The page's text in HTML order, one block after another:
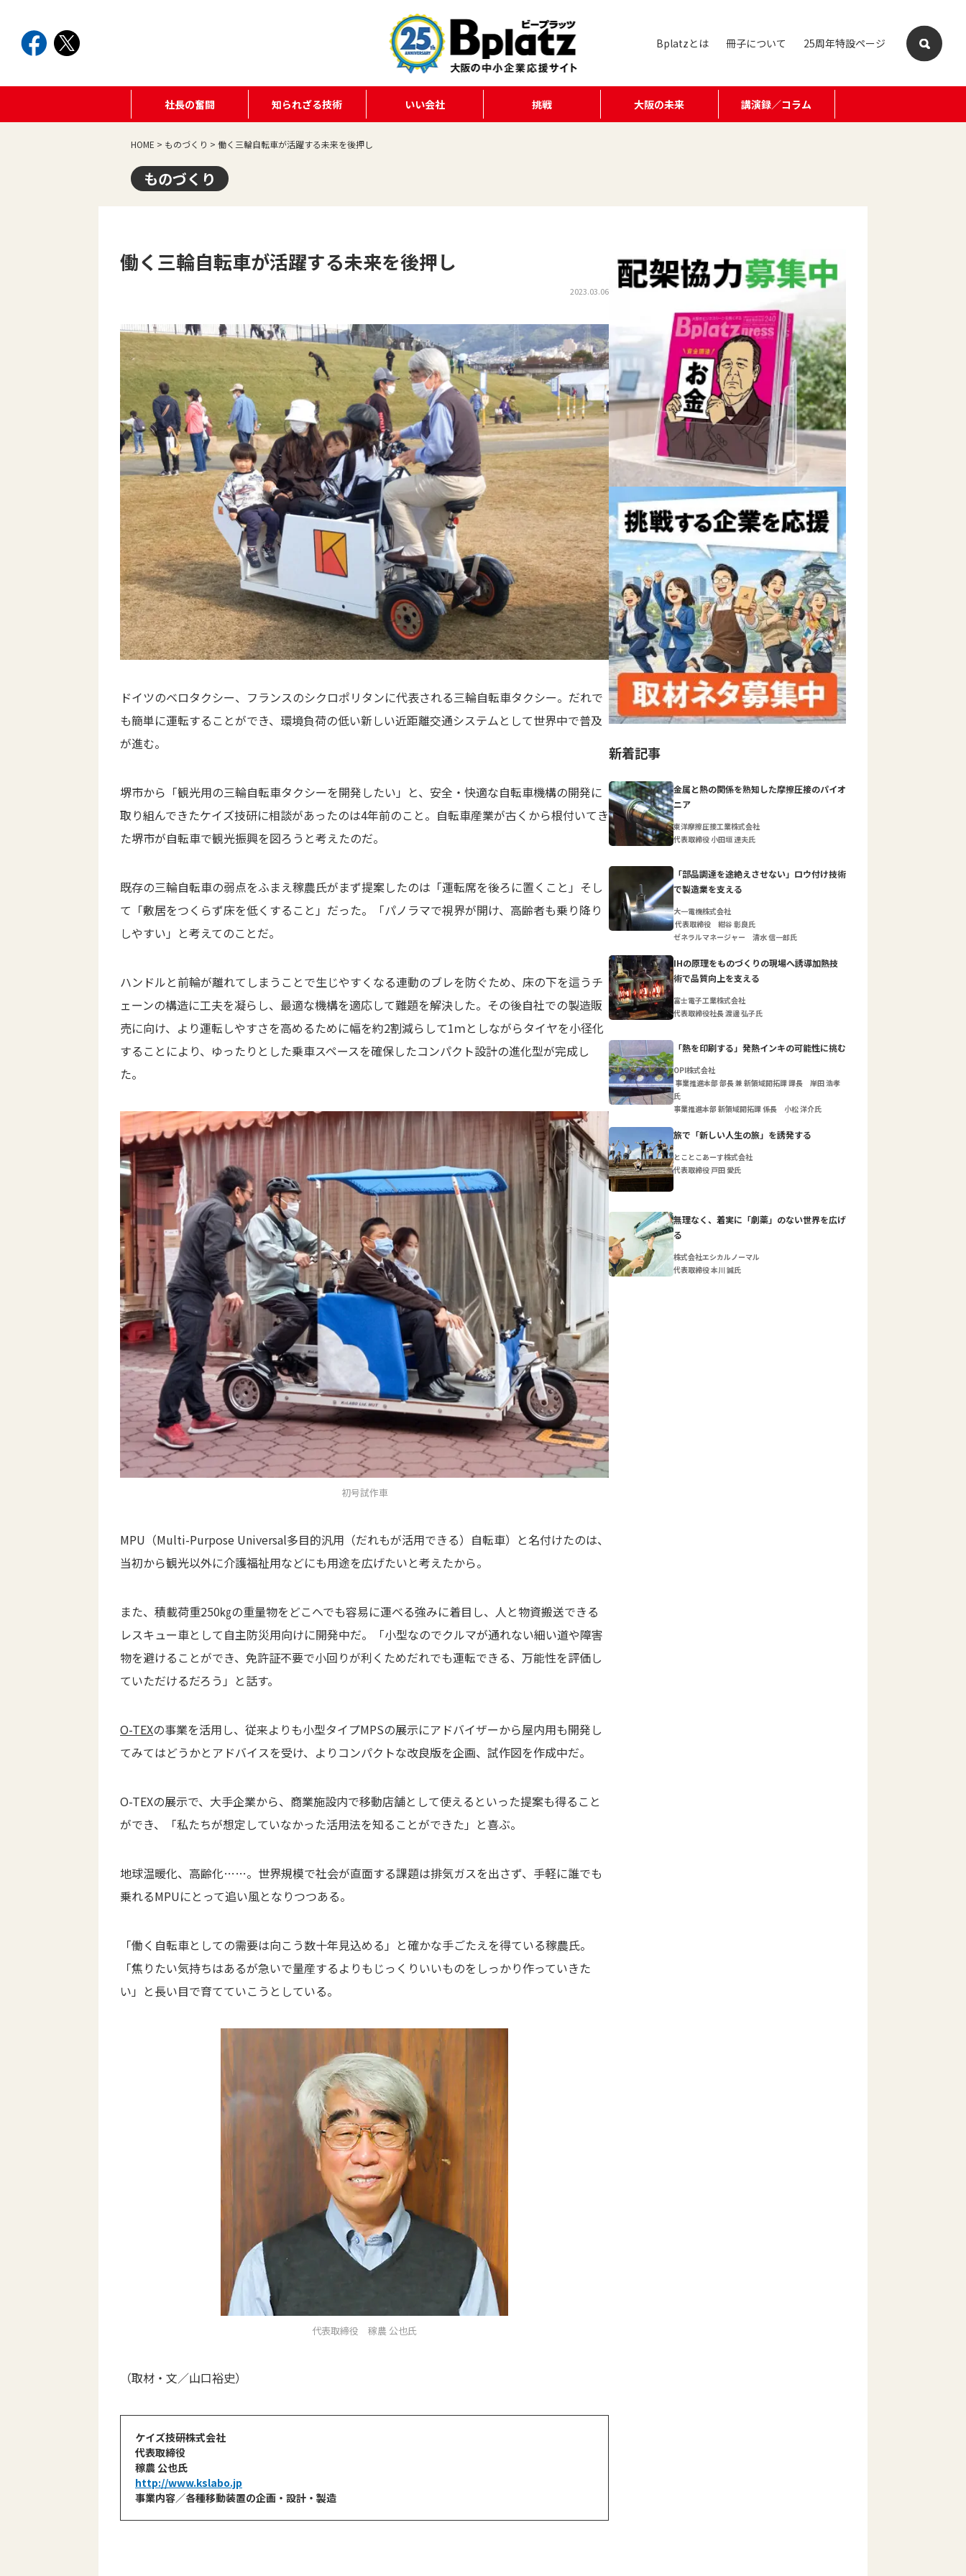
Bplatzとは 冊子について 25周年特設ページ
社長の奮闘 知られざる技術 いい会社 挑戦 大阪の未来 講演録／コラム
HOME > ものづくり > 働く三輪自転車が活躍する未来を後押し
ものづくり
働く三輪自転車が活躍する未来を後押し
2023.03.06
ドイツのベロタクシー、フランスのシクロポリタンに代表される三輪自転車タクシー。だれで
も簡単に運転することができ、環境負荷の低い新しい近距離交通システムとして世界中で普及
が進む。
堺市から「観光用の三輪自転車タクシーを開発したい」と、安全・快適な自転車機構の開発に
取り組んできたケイズ技研に相談があったのは4年前のこと。自転車産業が古くから根付いてき
た堺市が自転車で観光振興を図ろうと考えたのだ。
既存の三輪自転車の弱点をふまえ稼農氏がまず提案したのは「運転席を後ろに置くこと」そし
て「敷居をつくらず床を低くすること」だった。「パノラマで視界が開け、高齢者も乗り降り
しやすい」と考えてのことだ。
ハンドルと前輪が離れてしまうことで生じやすくなる連動のブレを防ぐため、床の下を這うチ
ェーンの構造に工夫を凝らし、最適な機構を適応して難題を解決した。その後自社での製造販
売に向け、より運転しやすさを高めるために幅を約2割減らして1ｍとしながらタイヤを小径化
することにより、ゆったりとした乗車スペースを確保したコンパクト設計の進化型が完成し
た。
初号試作車
MPU（Multi-Purpose Universal多目的汎用（だれもが活用できる）自転車）と名付けたのは、
当初から観光以外に介護福祉用などにも用途を広げたいと考えたから。
また、積載荷重250㎏の重量物をどこへでも容易に運べる強みに着目し、人と物資搬送できる
レスキュー車として自主防災用向けに開発中だ。「小型なのでクルマが通れない細い道や障害
物を避けることができ、免許証不要で小回りが利くためだれでも運転できる、万能性を評価し
ていただけるだろう」と話す。
O-TEXの事業を活用し、従来よりも小型タイプMPSの展示にアドバイザーから屋内用も開発し
てみてはどうかとアドバイスを受け、よりコンパクトな改良版を企画、試作図を作成中だ。
O-TEXの展示で、大手企業から、商業施設内で移動店舗として使えるといった提案も得ること
ができ、「私たちが想定していなかった活用法を知ることができた」と喜ぶ。
地球温暖化、高齢化……。世界規模で社会が直面する課題は排気ガスを出さず、手軽に誰でも
乗れるMPUにとって追い風となりつつある。
「働く自転車としての需要は向こう数十年見込める」と確かな手ごたえを得ている稼農氏。
「焦りたい気持ちはあるが急いで量産するよりもじっくりいいものをしっかり作っていきた
い」と長い目で育てていこうとしている。
代表取締役 稼農 公也氏
（取材・文／山口裕史）
ケイズ技研株式会社
代表取締役
稼農 公也氏
http://www.kslabo.jp
事業内容／各種移動装置の企画・設計・製造
新着記事
金属と熱の関係を熟知した摩擦圧接のパイオ
ニア
東洋摩擦圧接工業株式会社
代表取締役 小田垣 達夫氏
「部品調達を途絶えさせない」ロウ付け技術
で製造業を支える
大一電機株式会社
代表取締役 紺谷 彰良氏
ゼネラルマネージャー 清水 信一郎氏
IHの原理をものづくりの現場へ誘導加熱技
術で品質向上を支える
富士電子工業株式会社
代表取締役社長 渡邊 弘子氏
「熱を印刷する」発熱インキの可能性に挑む
OPI株式会社
事業推進本部 部長 兼 新領域開拓課 課長 岸田 浩孝
氏
事業推進本部 新領域開拓課 係長 小松 洋介氏
旅で「新しい人生の旅」を誘発する
とことこあーす株式会社
代表取締役 戸田 愛氏
無理なく、着実に「劇薬」のない世界を広げ
る
株式会社エシカルノーマル
代表取締役 本川 誠氏